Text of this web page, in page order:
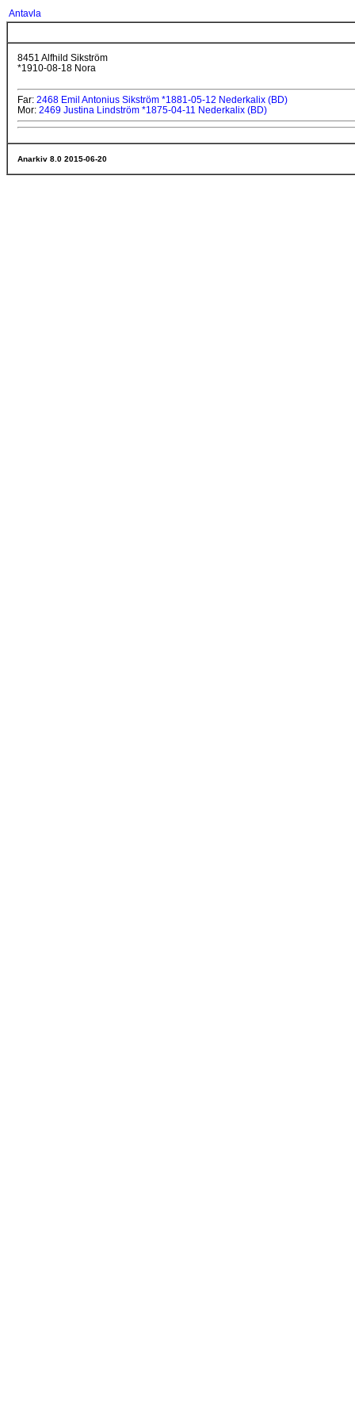
Antavla
8451 Alfhild Sikström
*1910-08-18 Nora
Far: 2468 Emil Antonius Sikström *1881-05-12 Nederkalix (BD)
Mor: 2469 Justina Lindström *1875-04-11 Nederkalix (BD)
Anarkiv 8.0 2015-06-20